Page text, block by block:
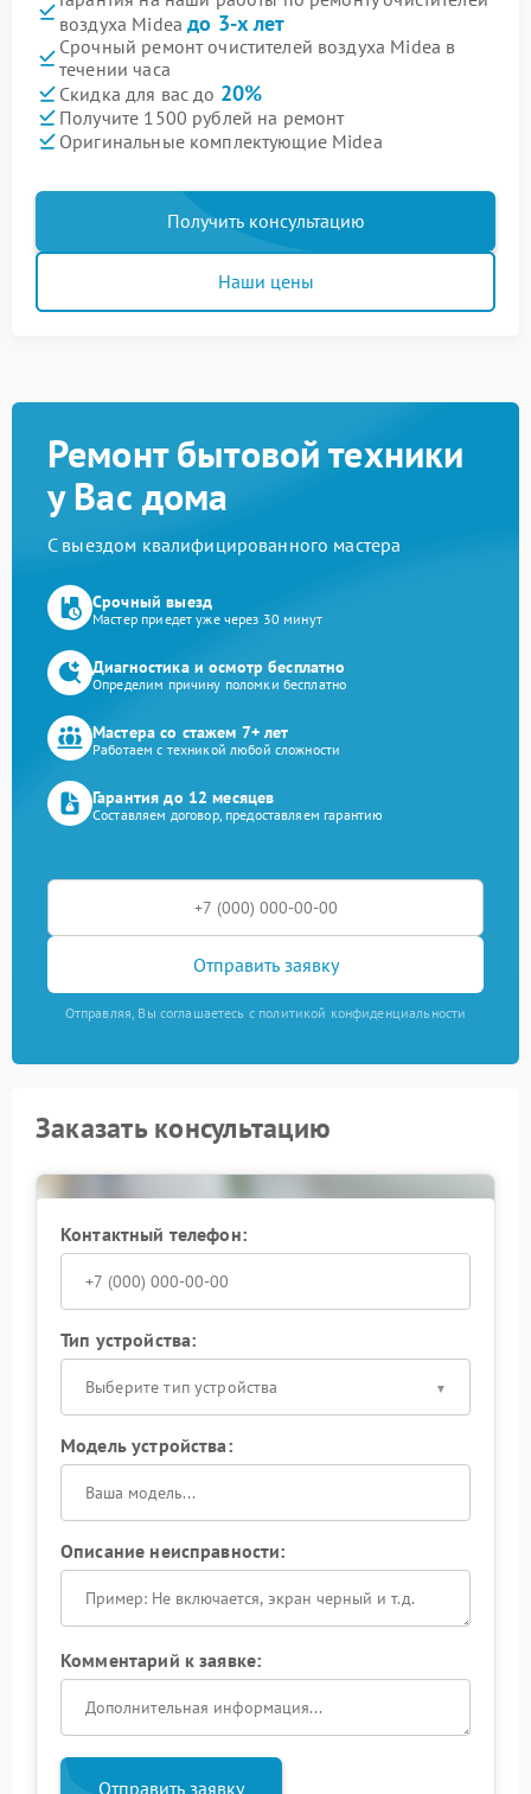
воздуха Mideaдо 3-х лет
Срочный ремонт очистителей воздуха Midea в
течении часа
Скидка для вас до 20%
Получите 1500 рублей на ремонт
Оригинальные комплектующие Midea
Получить консультацию
Наши цены
Ремонт бытовой техники
у Вас дома
С выездом квалифицированного мастера
Срочный выезд
Мастер приедет уже через 30 минут
Диагностика и осмотр бесплатно
Определим причину поломки бесплатно
Мастера со стажем 7+ лет
Работаем с техникой любой сложности
Гарантия до 12 месяцев
Составляем договор, предоставляем гарантию
Отправить заявку
Отправляя, Вы соглашаетесь с политикой конфиденциальности
Заказать консультацию
Контактный телефон:
Тип устройства:
Выберите тип устройства
Модель устройства:
Описание неисправности:
Комментарий к заявке:
Отправить заявку